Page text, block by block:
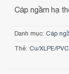
Cáp ngầm hạ
Danh mục: Cáp
Thẻ: Cu/XLPE/